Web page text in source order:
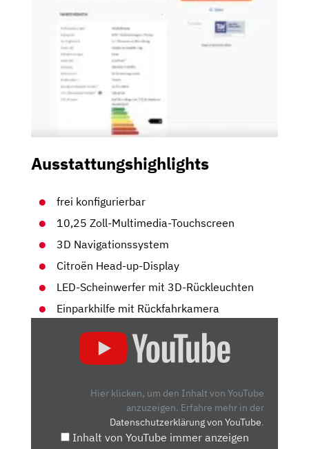
Ausstattungshighlights
frei konfigurierbar
10,25 Zoll-Multimedia-Touchscreen
3D Navigationssystem
Citroën Head-up-Display
LED-Scheinwerfer mit 3D-Rückleuchten
Einparkhilfe mit Rückfahrkamera
AIRCROSS
Hier klicken, um den Inhalt von YouTube
anzuzeigen. Erfahre mehr in der
Datenschutzerklärung von YouTube.
Inhalt von YouTube immer anzeigen